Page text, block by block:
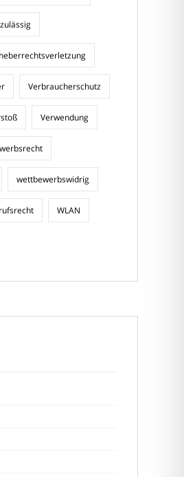
Verbraucherschutz
Verwendung
wettbewerbswidrig
WLAN